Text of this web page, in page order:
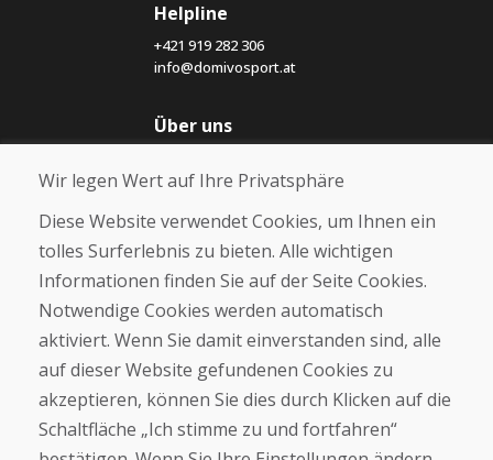
Helpline
+421 919 282 306
info@domivosport.at
Über uns
Über uns
Kontakt
Kaufen
E-Shop
Geschäftsbedingungen
Zahlung
Beschwerde
Rückgabe und Umtausch von Waren
Wir legen Wert auf Ihre Privatsphäre
Diese Website verwendet Cookies, um Ihnen ein
tolles Surferlebnis zu bieten. Alle wichtigen
Informationen finden Sie auf der Seite Cookies.
Notwendige Cookies werden automatisch
aktiviert. Wenn Sie damit einverstanden sind, alle
auf dieser Website gefundenen Cookies zu
akzeptieren, können Sie dies durch Klicken auf die
Schaltfläche „Ich stimme zu und fortfahren“